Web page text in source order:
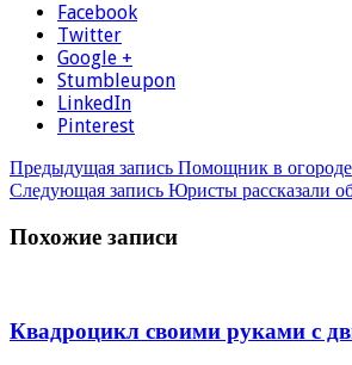
Facebook
Twitter
Google +
Stumbleupon
LinkedIn
Pinterest
Предыдущая запись Помощник в огороде
Следующая запись Юристы рассказали
Похожие записи
Квадроцикл своими руками с